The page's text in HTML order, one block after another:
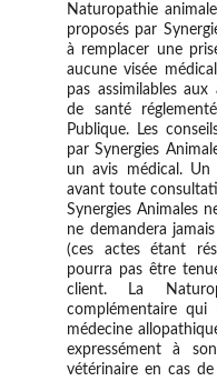
Naturopathie
proposés par
à remplacer une
aucune visée
pas assimilables
de santé
Publique. Les
par ​Synergies
un avis médical. Un
avant toute
​Synergies Animales
ne demandera
(ces actes étant
pourra pas être
client. La
complémentaire
médecine
expressément à
vétérinaire en cas